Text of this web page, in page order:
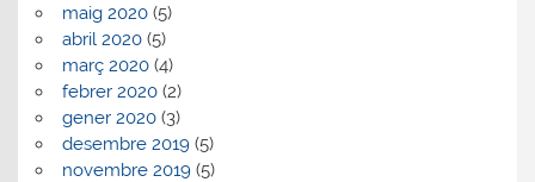
maig 2020(5)
abril 2020(5)
març 2020(4)
febrer 2020(2)
gener 2020(3)
desembre 2019(5)
novembre 2019(5)